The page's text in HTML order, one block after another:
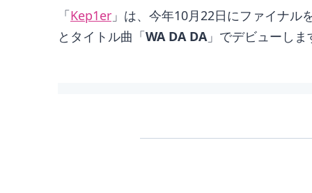
「Kep1er 」は、今年10月22日にファイナ
とタイトル曲「WA DA DA」でデビューしま